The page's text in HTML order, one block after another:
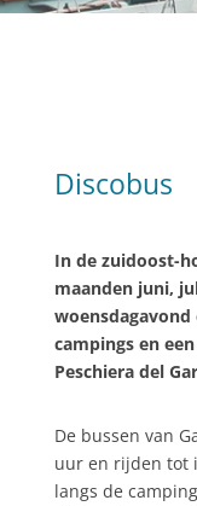
Discobus
In de zuidoost-
maanden juni,
woensdagavond
campings en
Peschiera del
De bussen van
uur en rijden tot
langs de